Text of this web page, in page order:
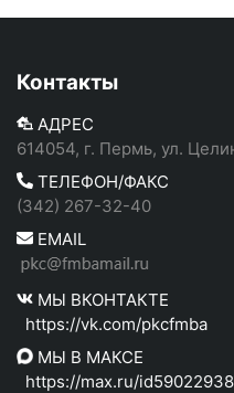
Контакты
АДРЕС
614054, г. Пермь, ул.
ТЕЛЕФОН/ФАКС
(342) 267-32-40
EMAIL
МЫ ВКОНТАКТЕ
https://vk.com/pkcfmba
МЫ В МАКСЕ
https://max.ru/